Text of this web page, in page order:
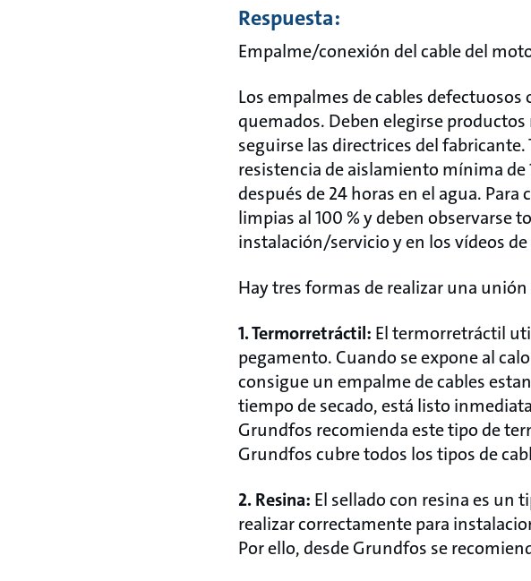
Respuesta:
Empalme/conexión del cable del
Los empalmes de cables
quemados. Deben elegirse
seguirse las directrices del
resistencia de aislamiento mínima
después de 24 horas en el agua.
limpias al 100 % y deben observarse
instalación/servicio y en los vídeos
Hay tres formas de realizar una unión
1. Termorretráctil: El termorretráctil
pegamento. Cuando se expone al
consigue un empalme de cables
tiempo de secado, está listo
Grundfos recomienda este tipo de
Grundfos cubre todos los tipos de
2. Resina: El sellado con resina es un
realizar correctamente para
Por ello, desde Grundfos se